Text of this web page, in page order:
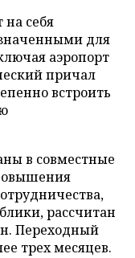
на себя
для
аэропорт
причал
встроить
в совместные
рассчитан
Переходный
трех месяцев.